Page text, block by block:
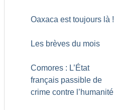
Oaxaca est toujours là !
Les brèves du mois
Comores : L’État
français passible de
crime contre l’humanité